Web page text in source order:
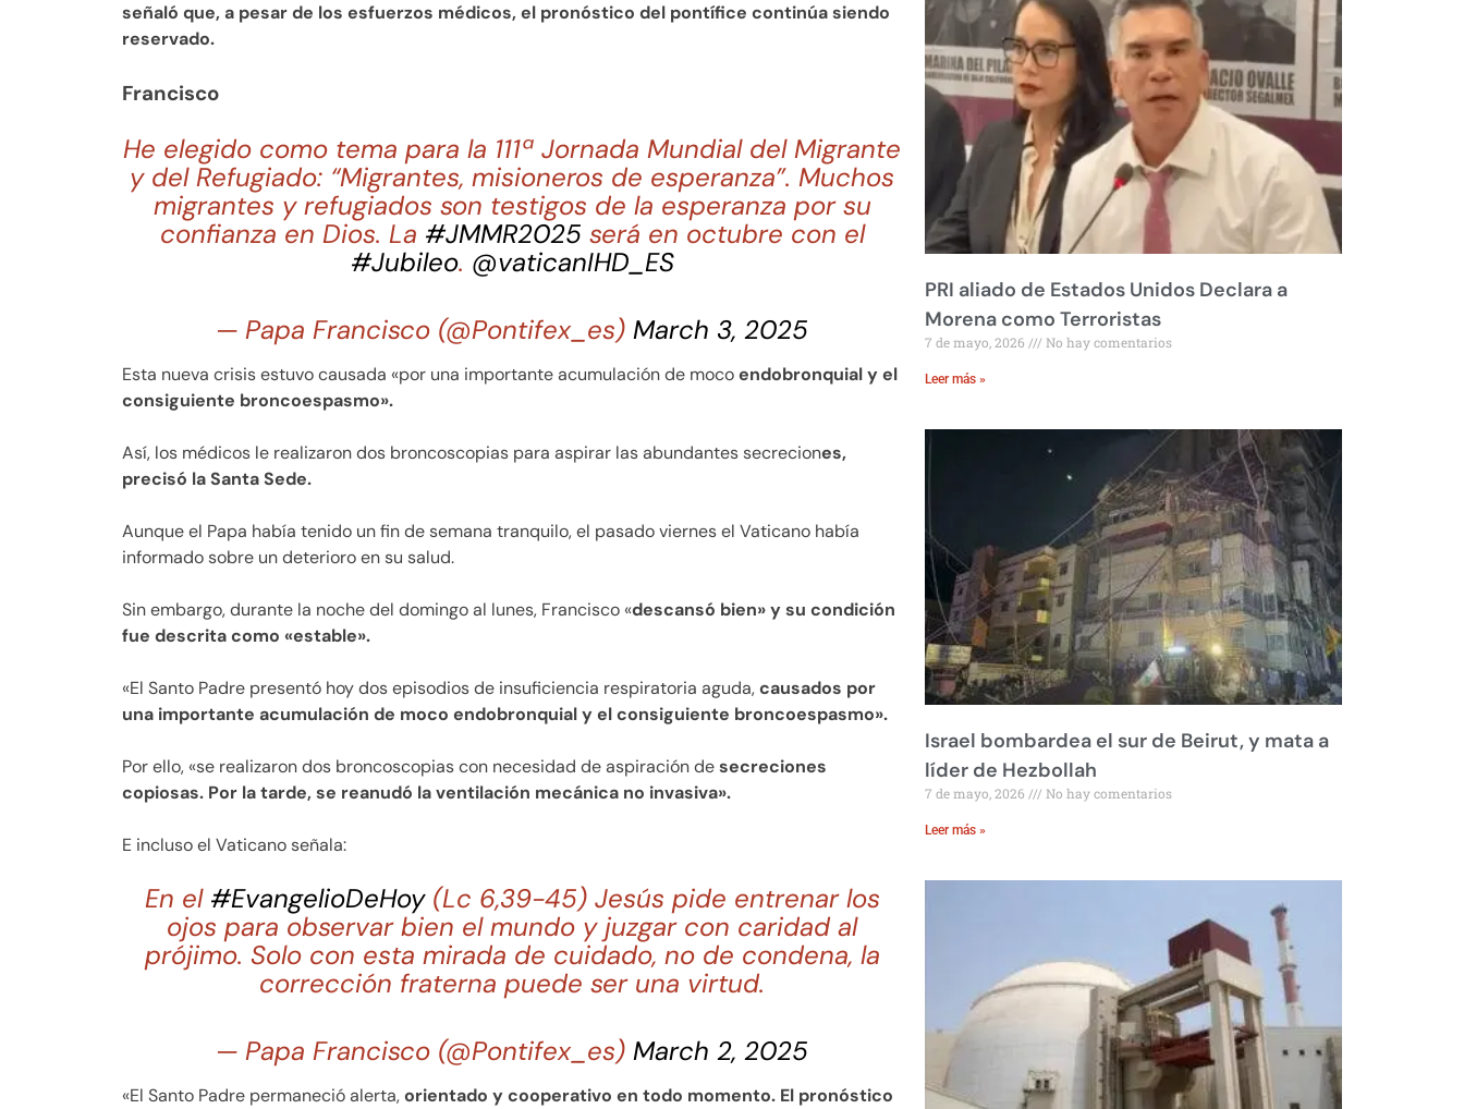
señaló que, a pesar de los esfuerzos médicos, el pronóstico del pontífice continúa siendo
reservado.
Francisco
He elegido como tema para la 111ª Jornada Mundial del Migrante
y del Refugiado: “Migrantes, misioneros de esperanza”. Muchos
migrantes y refugiados son testigos de la esperanza por su
confianza en Dios. La #JMMR2025 será en octubre con el
#Jubileo. @vaticanIHD_ES
— Papa Francisco (@Pontifex_es)March 3, 2025
Esta nueva crisis estuvo causada «por una importante acumulación de mocoendobronquial y el
consiguiente broncoespasmo».
Así, los médicos le realizaron dos broncoscopias para aspirar las abundantes secreciones,
precisó la Santa Sede.
Aunque el Papa había tenido un fin de semana tranquilo, el pasado viernes el Vaticano había
informado sobre un deterioro en su salud.
Sin embargo, durante la noche del domingo al lunes, Francisco «descansó bien» y su condición
fue descrita como «estable».
«El Santo Padre presentó hoy dos episodios de insuficiencia respiratoria aguda,causados por
una importante acumulación de moco endobronquial y el consiguiente broncoespasmo».
Por ello, «se realizaron dos broncoscopias con necesidad de aspiración desecreciones
copiosas. Por la tarde, se reanudó la ventilación mecánica no invasiva».
E incluso el Vaticano señala:
En el #EvangelioDeHoy(Lc 6,39-45) Jesús pide entrenar los
ojos para observar bien el mundo y juzgar con caridad al
prójimo. Solo con esta mirada de cuidado, no de condena, la
corrección fraterna puede ser una virtud.
— Papa Francisco (@Pontifex_es)March 2, 2025
«El Santo Padre permaneció alerta,orientado y cooperativo en todo momento. El pronóstico
PRI aliado de Estados Unidos Declara a
Morena como Terroristas
7 de mayo, 2026 No hay comentarios
Leer más »
Israel bombardea el sur de Beirut, y mata a
líder de Hezbollah
7 de mayo, 2026 No hay comentarios
Leer más »